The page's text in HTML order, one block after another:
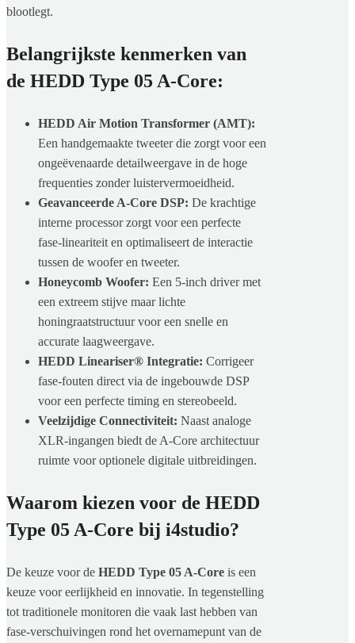
blootlegt.
Belangrijkste kenmerken van
de HEDD Type 05 A-Core:
HEDD Air Motion Transformer (AMT):
Een handgemaakte tweeter die zorgt voor een
ongeëvenaarde detailweergave in de hoge
frequenties zonder luistervermoeidheid.
Geavanceerde A-Core DSP: De krachtige
interne processor zorgt voor een perfecte
fase-lineariteit en optimaliseert de interactie
tussen de woofer en tweeter.
Honeycomb Woofer: Een 5-inch driver met
een extreem stijve maar lichte
honingraatstructuur voor een snelle en
accurate laagweergave.
HEDD Lineariser® Integratie: Corrigeer
fase-fouten direct via de ingebouwde DSP
voor een perfecte timing en stereobeeld.
Veelzijdige Connectiviteit: Naast analoge
XLR-ingangen biedt de A-Core architectuur
ruimte voor optionele digitale uitbreidingen.
Waarom kiezen voor de HEDD
Type 05 A-Core bij i4studio?
De keuze voor de HEDD Type 05 A-Core is een
keuze voor eerlijkheid en innovatie. In tegenstelling
tot traditionele monitoren die vaak last hebben van
fase-verschuivingen rond het overnamepunt van de